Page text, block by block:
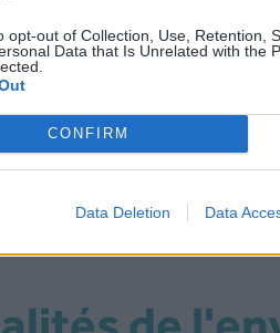
opt-out of Collection, Use, Retention,
Data that Is Unrelated with the
CONFIRM
Data Deletion Data
d’un